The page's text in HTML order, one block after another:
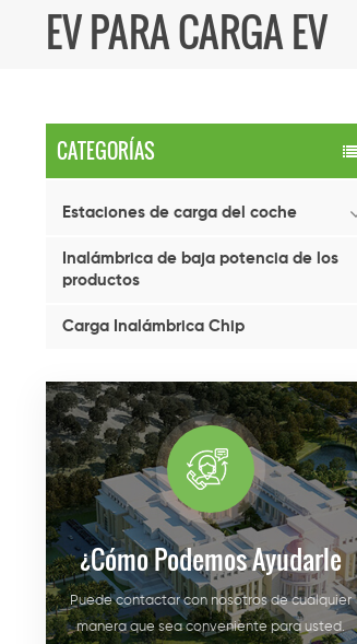
EV PARA CARGA EV
CATEGORÍAS
Estaciones de carga del coche
Inalámbrica de baja potencia de los
productos
Carga Inalámbrica Chip
¿cómo Podemos Ayudarle
Puede contactar con nosotros de cualquier
manera que sea conveniente para usted.